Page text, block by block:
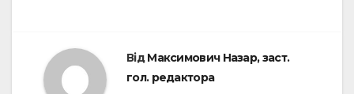
ВідМаксимович Назар, заст.
гол. редактора